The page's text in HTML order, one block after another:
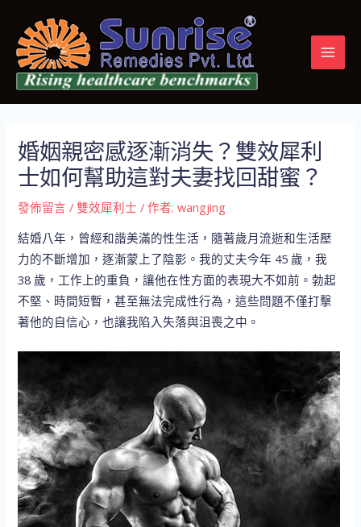
婚姻親密感逐漸消失？雙效犀利
士如何幫助這對夫妻找回甜蜜？
發佈留言 /雙效犀利士 / 作者:wangjing
結婚八年，曾經和諧美滿的性生活，隨著歲月流逝和生活壓
力的不斷增加，逐漸蒙上了陰影。我的丈夫今年 45 歲，我
38 歲，工作上的重負，讓他在性方面的表現大不如前。勃起
不堅、時間短暫，甚至無法完成性行為，這些問題不僅打擊
著他的自信心，也讓我陷入失落與沮喪之中。
navigation